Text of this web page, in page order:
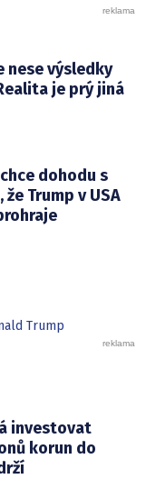
nese výsledky
je prý jiná
dohodu s
že Trump v USA
Trump
investovat
korun do